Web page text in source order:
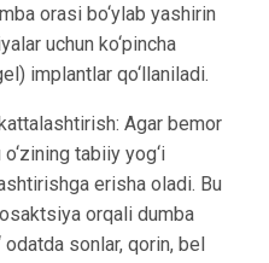
orasi bo‘ylab yashirin
uchun ko‘pincha
implantlar qo‘llaniladi.
Agar bemor
tabiiy yog‘i
erisha oladi. Bu
orqali dumba
odatda sonlar, qorin, bel